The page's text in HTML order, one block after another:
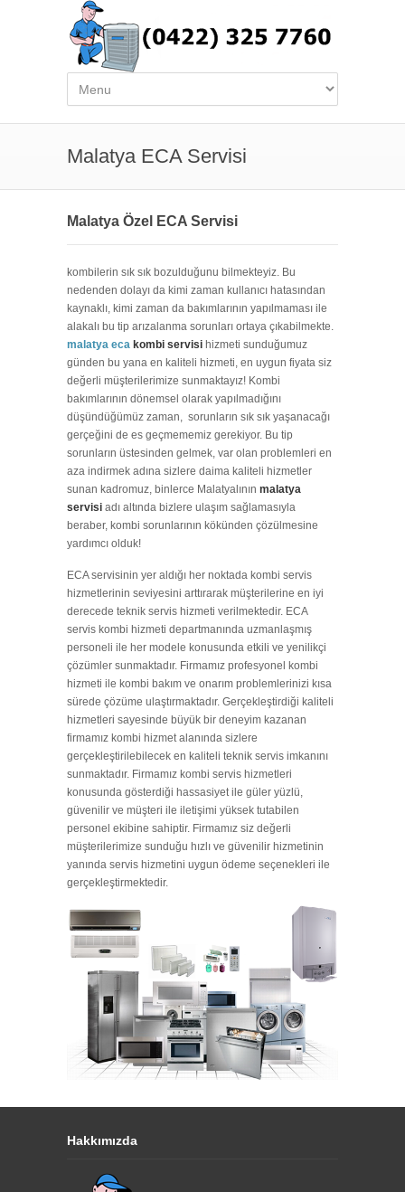
Malatya ECA Servisi
Malatya Özel ECA Servisi
kombilerin sık sık bozulduğunu bilmekteyiz. Bu
nedenden dolayı da kimi zaman kullanıcı hatasından
kaynaklı, kimi zaman da bakımlarının yapılmaması ile
alakalı bu tip arızalanma sorunları ortaya çıkabilmekte.
malatya eca kombi servisi hizmeti sunduğumuz
günden bu yana en kaliteli hizmeti, en uygun fiyata siz
değerli müşterilerimize sunmaktayız! Kombi
bakımlarının dönemsel olarak yapılmadığını
düşündüğümüz zaman, sorunların sık sık yaşanacağı
gerçeğini de es geçmememiz gerekiyor. Bu tip
sorunların üstesinden gelmek, var olan problemleri en
aza indirmek adına sizlere daima kaliteli hizmetler
sunan kadromuz, binlerce Malatyalının malatya
servisi adı altında bizlere ulaşım sağlamasıyla
beraber, kombi sorunlarının kökünden çözülmesine
yardımcı olduk!
ECA servisinin yer aldığı her noktada kombi servis
hizmetlerinin seviyesini arttırarak müşterilerine en iyi
derecede teknik servis hizmeti verilmektedir. ECA
servis kombi hizmeti departmanında uzmanlaşmış
personeli ile her modele konusunda etkili ve yenilikçi
çözümler sunmaktadır. Firmamız profesyonel kombi
hizmeti ile kombi bakım ve onarım problemlerinizi kısa
sürede çözüme ulaştırmaktadır. Gerçekleştirdiği kaliteli
hizmetleri sayesinde büyük bir deneyim kazanan
firmamız kombi hizmet alanında sizlere
gerçekleştirilebilecek en kaliteli teknik servis imkanını
sunmaktadır. Firmamız kombi servis hizmetleri
konusunda gösterdiği hassasiyet ile güler yüzlü,
güvenilir ve müşteri ile iletişimi yüksek tutabilen
personel ekibine sahiptir. Firmamız siz değerli
müşterilerimize sunduğu hızlı ve güvenilir hizmetinin
yanında servis hizmetini uygun ödeme seçenekleri ile
gerçekleştirmektedir.
Hakkımızda